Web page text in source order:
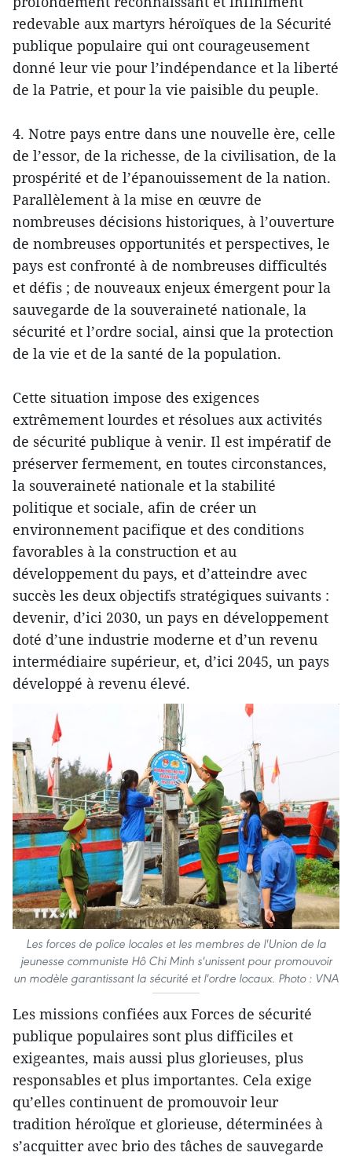
redevable aux martyrs héroïques de la Sécurité
publique populaire qui ont courageusement
donné leur vie pour l’indépendance et la liberté
de la Patrie, et pour la vie paisible du peuple.
4. Notre pays entre dans une nouvelle ère, celle
de l’essor, de la richesse, de la civilisation, de la
prospérité et de l’épanouissement de la nation.
Parallèlement à la mise en œuvre de
nombreuses décisions historiques, à l’ouverture
de nombreuses opportunités et perspectives, le
pays est confronté à de nombreuses difficultés
et défis ; de nouveaux enjeux émergent pour la
sauvegarde de la souveraineté nationale, la
sécurité et l’ordre social, ainsi que la protection
de la vie et de la santé de la population.
Cette situation impose des exigences
extrêmement lourdes et résolues aux activités
de sécurité publique à venir. Il est impératif de
préserver fermement, en toutes circonstances,
la souveraineté nationale et la stabilité
politique et sociale, afin de créer un
environnement pacifique et des conditions
favorables à la construction et au
développement du pays, et d’atteindre avec
succès les deux objectifs stratégiques suivants :
devenir, d’ici 2030, un pays en développement
doté d’une industrie moderne et d’un revenu
intermédiaire supérieur, et, d’ici 2045, un pays
développé à revenu élevé.
Les forces de police locales et les membres de l'Union de la
jeunesse communiste Hô Chi Minh s'unissent pour promouvoir
un modèle garantissant la sécurité et l'ordre locaux. Photo : VNA
Les missions confiées aux Forces de sécurité
publique populaires sont plus difficiles et
exigeantes, mais aussi plus glorieuses, plus
responsables et plus importantes. Cela exige
qu’elles continuent de promouvoir leur
tradition héroïque et glorieuse, déterminées à
s’acquitter avec brio des tâches de sauvegarde